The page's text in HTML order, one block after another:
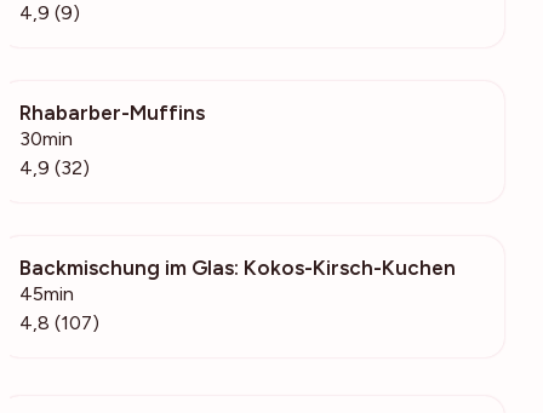
4,9 (9)
Rhabarber-Muffins
30min
4,9 (32)
452
Backmischung im Glas: Kokos-Kirsch-Kuchen
45min
4,8 (107)